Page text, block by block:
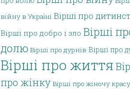
війну в Україні Вірші про
Вірші про добро і зло Вірші
долю Вірші про дурнів Вірші про
Вірші про життя
про жінку Вірші про жіночу красу